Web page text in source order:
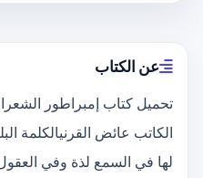
عن الكتاب
الكاتب عائض القرنيالكلمة
لها في السمع لذة وفي